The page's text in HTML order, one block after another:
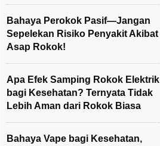
Bahaya Perokok Pasif—Jangan
Sepelekan Risiko Penyakit Akibat
Asap Rokok!
Apa Efek Samping Rokok Elektrik
bagi Kesehatan? Ternyata Tidak
Lebih Aman dari Rokok Biasa
Bahaya Vape bagi Kesehatan,